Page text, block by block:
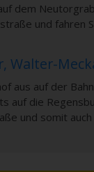
dem
und fahren
Walter-
aus auf der
auf die
und somit